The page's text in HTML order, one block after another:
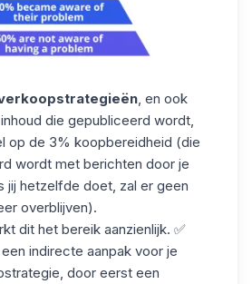
, en ook
die gepubliceerd wordt,
op de 3% koopbereidheid (die
wordt met berichten door je
jij hetzelfde doet, zal er geen
overblijven).
dit het bereik aanzienlijk. ✅
indirecte aanpak voor je
door eerst een